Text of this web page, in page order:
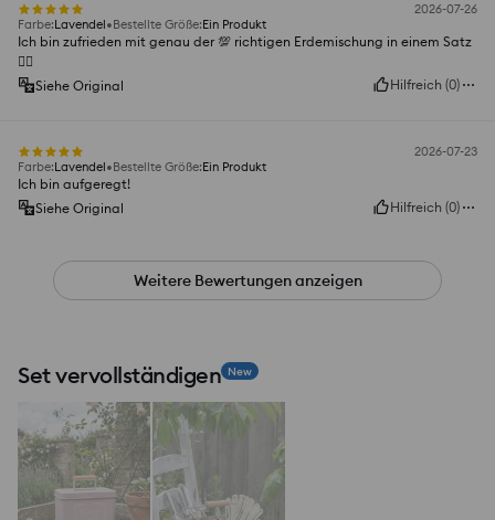
2026-07-26
Farbe:Lavendel Bestellte Größe:Ein Produkt
Ich bin zufrieden mit genau der 💯 richtigen Erdemischung in einem Satz
👌🏼
Siehe Original
Hilfreich (0)
2026-07-23
Farbe:Lavendel Bestellte Größe:Ein Produkt
Ich bin aufgeregt!
Siehe Original
Hilfreich (0)
Weitere Bewertungen anzeigen
Set vervollständigen New